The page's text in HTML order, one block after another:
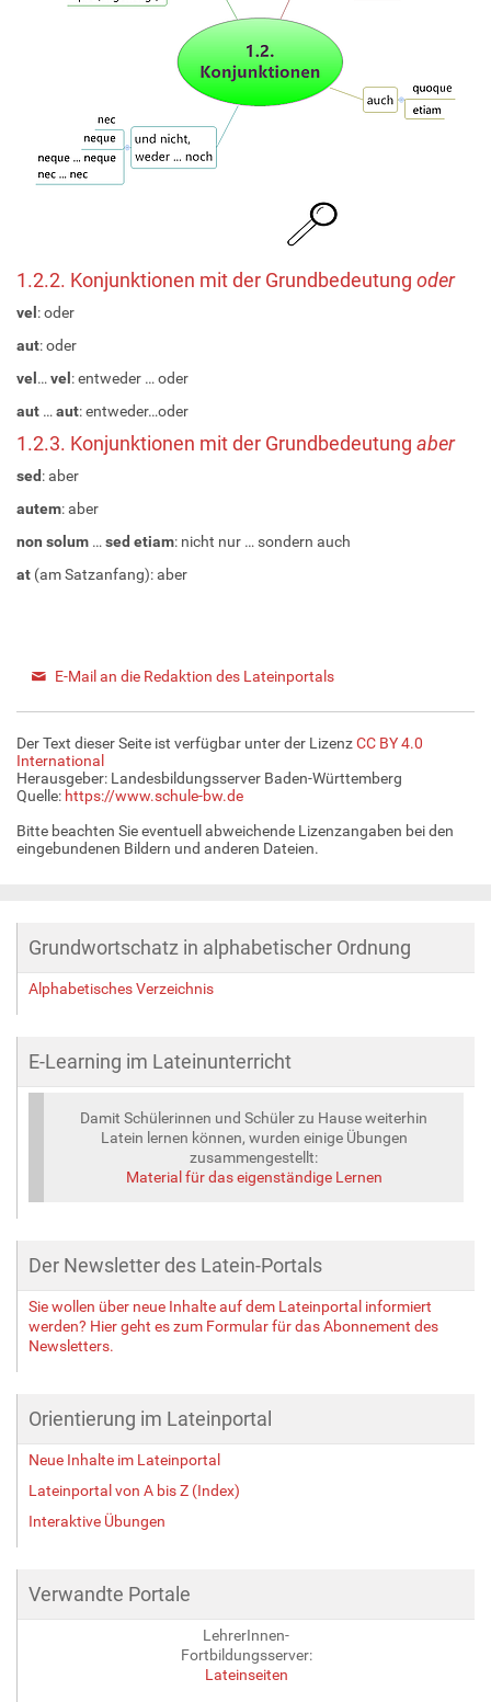
1.2.2. Konjunktionen mit der Grundbedeutung oder
vel : oder
aut: oder
vel … vel : entweder … oder
aut … aut: entweder…oder
1.2.3. Konjunktionen mit der Grundbedeutung aber
sed: aber
autem: aber
non solum … sed etiam: nicht nur … sondern auch
at (am Satzanfang): aber
E-Mail an die Redaktion des Lateinportals
Der Text dieser Seite ist verfügbar unter der LizenzCC BY 4.0
International
Herausgeber: Landesbildungsserver Baden-Württemberg
Quelle: https://www.schule-bw.de
Bitte beachten Sie eventuell abweichende Lizenzangaben bei den
eingebundenen Bildern und anderen Dateien.
Grundwortschatz in alphabetischer Ordnung
Alphabetisches Verzeichnis
E-Learning im Lateinunterricht
Damit Schülerinnen und Schüler zu Hause weiterhin
Latein lernen können, wurden einige Übungen
zusammengestellt:
Material für das eigenständige Lernen
Der Newsletter des Latein-Portals
Sie wollen über neue Inhalte auf dem Lateinportal informiert
werden? Hier geht es zum Formular für das Abonnement des
Newsletters.
Orientierung im Lateinportal
Neue Inhalte im Lateinportal
Lateinportal von A bis Z (Index)
Interaktive Übungen
Verwandte Portale
LehrerInnen-
Fortbildungsserver:
Lateinseiten